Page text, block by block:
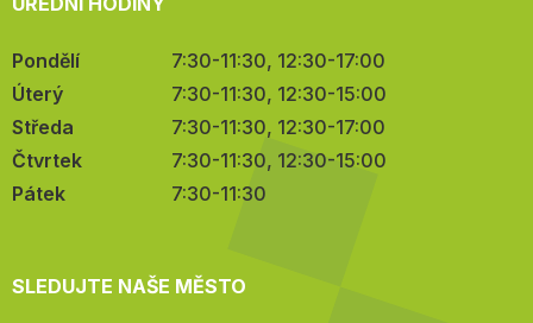
Pondělí
7:30-11:30, 12:30-17:00
Úterý
7:30-11:30, 12:30-15:00
Středa
7:30-11:30, 12:30-17:00
Čtvrtek
7:30-11:30, 12:30-15:00
Pátek
7:30-11:30
SLEDUJTE NAŠE MĚSTO